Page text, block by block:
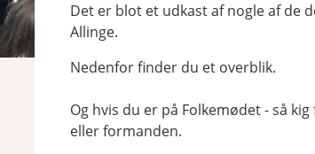
Det er blot et udkast af nogle af de
Allinge.
Nedenfor finder du et overblik.
Og hvis du er på Folkemødet - så
eller formanden.